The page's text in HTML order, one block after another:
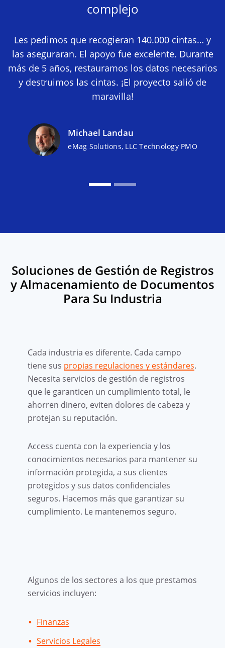
complejo
Les pedimos que recogieran 140.000 cintas… y
las aseguraran. El apoyo fue excelente. Durante
más de 5 años, restauramos los datos necesarios
y destruimos las cintas. ¡El proyecto salió de
maravilla!
Michael Landau
eMag Solutions, LLC Technology PMO
Soluciones de Gestión de Registros
y Almacenamiento de Documentos
Para Su Industria
Cada industria es diferente. Cada campo
tiene sus propias regulaciones y estándares.
Necesita servicios de gestión de registros
que le garanticen un cumplimiento total, le
ahorren dinero, eviten dolores de cabeza y
protejan su reputación.
Access cuenta con la experiencia y los
conocimientos necesarios para mantener su
información protegida, a sus clientes
protegidos y sus datos confidenciales
seguros. Hacemos más que garantizar su
cumplimiento. Le mantenemos seguro.
Algunos de los sectores a los que prestamos
servicios incluyen:
Finanzas
Servicios Legales